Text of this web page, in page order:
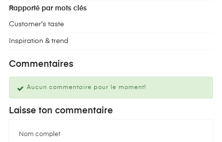
Rapporté par mots clés
Customer's taste
Inspiration & trend
Commentaires
Aucun commentaire pour le moment!
Laisse ton commentaire
Nom complet